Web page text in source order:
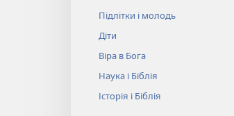
Підлітки і молодь
Діти
Віра в Бога
Наука і Біблія
Історія і Біблія